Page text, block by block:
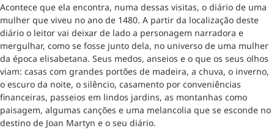
Acontece que ela encontra, numa dessas visitas, o diário de uma
mulher que viveu no ano de 1480. A partir da localização deste
diário o leitor vai deixar de lado a personagem narradora e
mergulhar, como se fosse junto dela, no universo de uma mulher
da época elisabetana. Seus medos, anseios e o que os seus olhos
viam: casas com grandes portões de madeira, a chuva, o inverno,
o escuro da noite, o silêncio, casamento por conveniências
financeiras, passeios em lindos jardins, as montanhas como
paisagem, algumas canções e uma melancolia que se esconde no
destino de Joan Martyn e o seu diário.